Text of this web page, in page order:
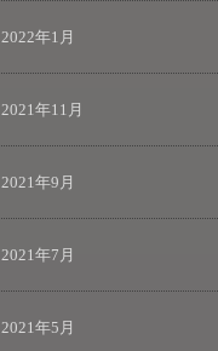
2022年1月
2021年11月
2021年9月
2021年7月
2021年5月